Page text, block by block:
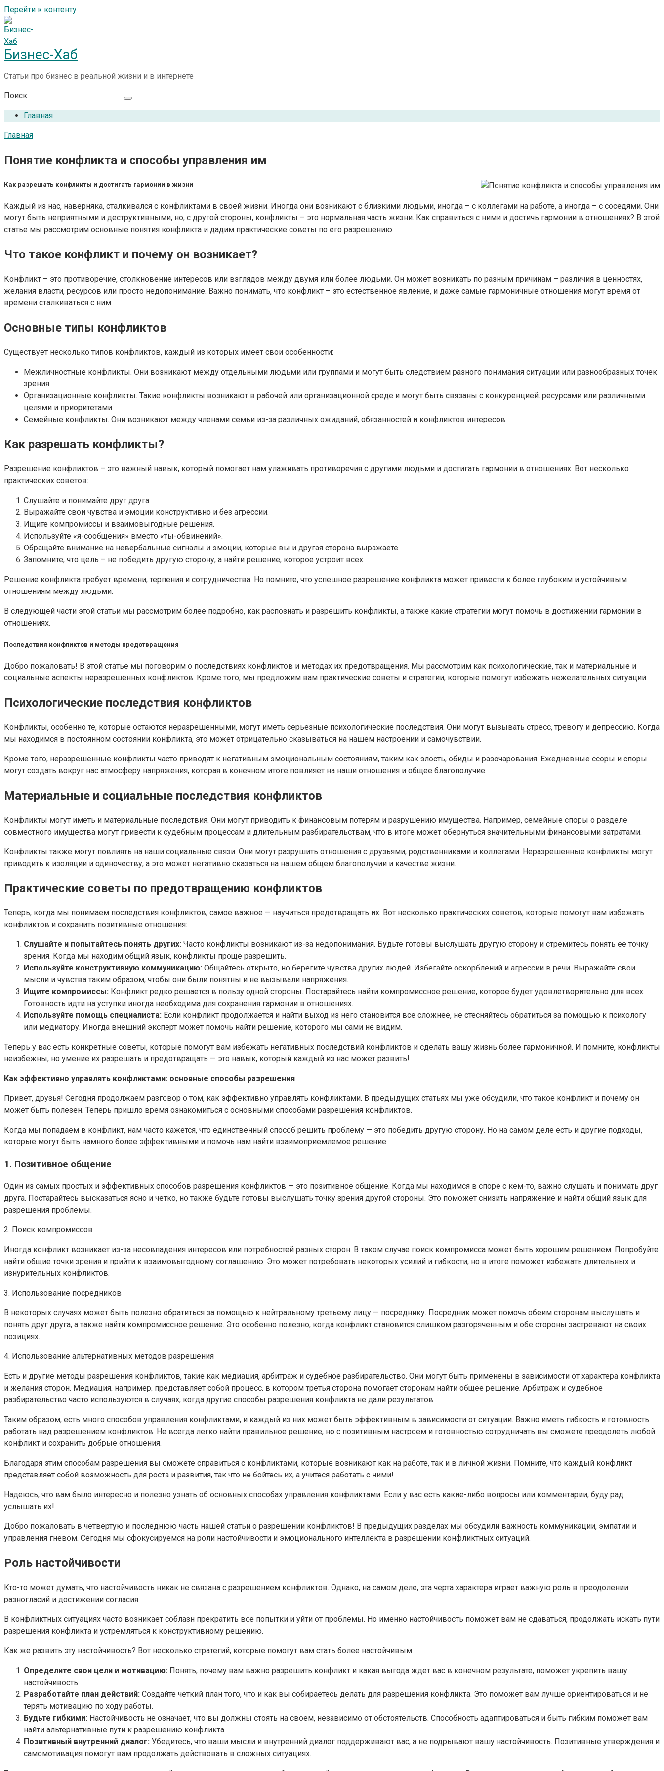
Перейти к контенту
Бизнес-Хаб
Статьи про бизнес в реальной жизни и в интернете
Поиск:
Главная
Главная
Понятие конфликта и способы управления им
Как разрешать конфликты и достигать гармонии в жизни
Каждый из нас, наверняка, сталкивался с конфликтами в своей жизни. Иногда они возникают с близкими людьми, иногда – с коллегами на работе, а иногда – с соседями. Они
могут быть неприятными и деструктивными, но, с другой стороны, конфликты – это нормальная часть жизни. Как справиться с ними и достичь гармонии в отношениях? В этой
статье мы рассмотрим основные понятия конфликта и дадим практические советы по его разрешению.
Что такое конфликт и почему он возникает?
Конфликт – это противоречие, столкновение интересов или взглядов между двумя или более людьми. Он может возникать по разным причинам – различия в ценностях,
желания власти, ресурсов или просто недопонимание. Важно понимать, что конфликт – это естественное явление, и даже самые гармоничные отношения могут время от
времени сталкиваться с ним.
Основные типы конфликтов
Существует несколько типов конфликтов, каждый из которых имеет свои особенности:
Межличностные конфликты. Они возникают между отдельными людьми или группами и могут быть следствием разного понимания ситуации или разнообразных точек
зрения.
Организационные конфликты. Такие конфликты возникают в рабочей или организационной среде и могут быть связаны с конкуренцией, ресурсами или различными
целями и приоритетами.
Семейные конфликты. Они возникают между членами семьи из-за различных ожиданий, обязанностей и конфликтов интересов.
Как разрешать конфликты?
Разрешение конфликтов – это важный навык, который помогает нам улаживать противоречия с другими людьми и достигать гармонии в отношениях. Вот несколько
практических советов:
Слушайте и понимайте друг друга.
Выражайте свои чувства и эмоции конструктивно и без агрессии.
Ищите компромиссы и взаимовыгодные решения.
Используйте «я-сообщения» вместо «ты-обвинений».
Обращайте внимание на невербальные сигналы и эмоции, которые вы и другая сторона выражаете.
Запомните, что цель – не победить другую сторону, а найти решение, которое устроит всех.
Решение конфликта требует времени, терпения и сотрудничества. Но помните, что успешное разрешение конфликта может привести к более глубоким и устойчивым
отношениям между людьми.
В следующей части этой статьи мы рассмотрим более подробно, как распознать и разрешить конфликты, а также какие стратегии могут помочь в достижении гармонии в
отношениях.
Последствия конфликтов и методы предотвращения
Добро пожаловать! В этой статье мы поговорим о последствиях конфликтов и методах их предотвращения. Мы рассмотрим как психологические, так и материальные и
социальные аспекты неразрешенных конфликтов. Кроме того, мы предложим вам практические советы и стратегии, которые помогут избежать нежелательных ситуаций.
Психологические последствия конфликтов
Конфликты, особенно те, которые остаются неразрешенными, могут иметь серьезные психологические последствия. Они могут вызывать стресс, тревогу и депрессию. Когда
мы находимся в постоянном состоянии конфликта, это может отрицательно сказываться на нашем настроении и самочувствии.
Кроме того, неразрешенные конфликты часто приводят к негативным эмоциональным состояниям, таким как злость, обиды и разочарования. Ежедневные ссоры и споры
могут создать вокруг нас атмосферу напряжения, которая в конечном итоге повлияет на наши отношения и общее благополучие.
Материальные и социальные последствия конфликтов
Конфликты могут иметь и материальные последствия. Они могут приводить к финансовым потерям и разрушению имущества. Например, семейные споры о разделе
совместного имущества могут привести к судебным процессам и длительным разбирательствам, что в итоге может обернуться значительными финансовыми затратами.
Конфликты также могут повлиять на наши социальные связи. Они могут разрушить отношения с друзьями, родственниками и коллегами. Неразрешенные конфликты могут
приводить к изоляции и одиночеству, а это может негативно сказаться на нашем общем благополучии и качестве жизни.
Практические советы по предотвращению конфликтов
Теперь, когда мы понимаем последствия конфликтов, самое важное — научиться предотвращать их. Вот несколько практических советов, которые помогут вам избежать
конфликтов и сохранить позитивные отношения:
Слушайте и попытайтесь понять других: Часто конфликты возникают из-за недопонимания. Будьте готовы выслушать другую сторону и стремитесь понять ее точку
зрения. Когда мы находим общий язык, конфликты проще разрешить.
Используйте конструктивную коммуникацию: Общайтесь открыто, но берегите чувства других людей. Избегайте оскорблений и агрессии в речи. Выражайте свои
мысли и чувства таким образом, чтобы они были понятны и не вызывали напряжения.
Ищите компромиссы: Конфликт редко решается в пользу одной стороны. Постарайтесь найти компромиссное решение, которое будет удовлетворительно для всех.
Готовность идти на уступки иногда необходима для сохранения гармонии в отношениях.
Используйте помощь специалиста: Если конфликт продолжается и найти выход из него становится все сложнее, не стесняйтесь обратиться за помощью к психологу
или медиатору. Иногда внешний эксперт может помочь найти решение, которого мы сами не видим.
Теперь у вас есть конкретные советы, которые помогут вам избежать негативных последствий конфликтов и сделать вашу жизнь более гармоничной. И помните, конфликты
неизбежны, но умение их разрешать и предотвращать — это навык, который каждый из нас может развить!
Как эффективно управлять конфликтами: основные способы разрешения
Привет, друзья! Сегодня продолжаем разговор о том, как эффективно управлять конфликтами. В предыдущих статьях мы уже обсудили, что такое конфликт и почему он
может быть полезен. Теперь пришло время ознакомиться с основными способами разрешения конфликтов.
Когда мы попадаем в конфликт, нам часто кажется, что единственный способ решить проблему — это победить другую сторону. Но на самом деле есть и другие подходы,
которые могут быть намного более эффективными и помочь нам найти взаимоприемлемое решение.
1. Позитивное общение
Один из самых простых и эффективных способов разрешения конфликтов — это позитивное общение. Когда мы находимся в споре с кем-то, важно слушать и понимать друг
друга. Постарайтесь высказаться ясно и четко, но также будьте готовы выслушать точку зрения другой стороны. Это поможет снизить напряжение и найти общий язык для
разрешения проблемы.
2. Поиск компромиссов
Иногда конфликт возникает из-за несовпадения интересов или потребностей разных сторон. В таком случае поиск компромисса может быть хорошим решением. Попробуйте
найти общие точки зрения и прийти к взаимовыгодному соглашению. Это может потребовать некоторых усилий и гибкости, но в итоге поможет избежать длительных и
изнурительных конфликтов.
3. Использование посредников
В некоторых случаях может быть полезно обратиться за помощью к нейтральному третьему лицу — посреднику. Посредник может помочь обеим сторонам выслушать и
понять друг друга, а также найти компромиссное решение. Это особенно полезно, когда конфликт становится слишком разгоряченным и обе стороны застревают на своих
позициях.
4. Использование альтернативных методов разрешения
Есть и другие методы разрешения конфликтов, такие как медиация, арбитраж и судебное разбирательство. Они могут быть применены в зависимости от характера конфликта
и желания сторон. Медиация, например, представляет собой процесс, в котором третья сторона помогает сторонам найти общее решение. Арбитраж и судебное
разбирательство часто используются в случаях, когда другие способы разрешения конфликта не дали результатов.
Таким образом, есть много способов управления конфликтами, и каждый из них может быть эффективным в зависимости от ситуации. Важно иметь гибкость и готовность
работать над разрешением конфликтов. Не всегда легко найти правильное решение, но с позитивным настроем и готовностью сотрудничать вы сможете преодолеть любой
конфликт и сохранить добрые отношения.
Благодаря этим способам разрешения вы сможете справиться с конфликтами, которые возникают как на работе, так и в личной жизни. Помните, что каждый конфликт
представляет собой возможность для роста и развития, так что не бойтесь их, а учитеся работать с ними!
Надеюсь, что вам было интересно и полезно узнать об основных способах управления конфликтами. Если у вас есть какие-либо вопросы или комментарии, буду рад
услышать их!
Добро пожаловать в четвертую и последнюю часть нашей статьи о разрешении конфликтов! В предыдущих разделах мы обсудили важность коммуникации, эмпатии и
управления гневом. Сегодня мы сфокусируемся на роли настойчивости и эмоционального интеллекта в разрешении конфликтных ситуаций.
Роль настойчивости
Кто-то может думать, что настойчивость никак не связана с разрешением конфликтов. Однако, на самом деле, эта черта характера играет важную роль в преодолении
разногласий и достижении согласия.
В конфликтных ситуациях часто возникает соблазн прекратить все попытки и уйти от проблемы. Но именно настойчивость поможет вам не сдаваться, продолжать искать пути
разрешения конфликта и устремляться к конструктивному решению.
Как же развить эту настойчивость? Вот несколько стратегий, которые помогут вам стать более настойчивым:
Определите свои цели и мотивацию: Понять, почему вам важно разрешить конфликт и какая выгода ждет вас в конечном результате, поможет укрепить вашу
настойчивость.
Разработайте план действий: Создайте четкий план того, что и как вы собираетесь делать для разрешения конфликта. Это поможет вам лучше ориентироваться и не
терять мотивацию по ходу работы.
Будьте гибкими: Настойчивость не означает, что вы должны стоять на своем, независимо от обстоятельств. Способность адаптироваться и быть гибким поможет вам
найти альтернативные пути к разрешению конфликта.
Позитивный внутренний диалог: Убедитесь, что ваши мысли и внутренний диалог поддерживают вас, а не подрывают вашу настойчивость. Позитивные утверждения и
самомотивация помогут вам продолжать действовать в сложных ситуациях.